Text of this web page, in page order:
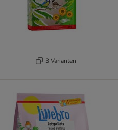
3 Varianten